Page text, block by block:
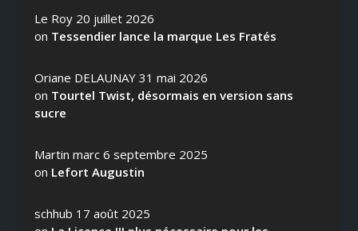
Le Roy 20 juillet 2026
on Tessendier lance la marque Les Fratés
Oriane DELAUNAY 31 mai 2026
on Tourtel Twist, désormais en version sans
sucre
Martin marc 6 septembre 2025
on Lefort Augustin
schhub 17 août 2025